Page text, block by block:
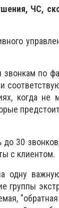
ЧС,
по
когда не
30
с клиентом.
одну
группы